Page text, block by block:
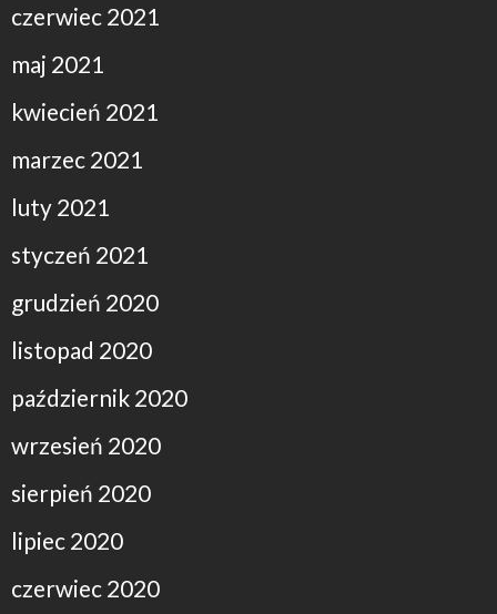
czerwiec 2021
maj 2021
kwiecień 2021
marzec 2021
luty 2021
styczeń 2021
grudzień 2020
listopad 2020
październik 2020
wrzesień 2020
sierpień 2020
lipiec 2020
czerwiec 2020